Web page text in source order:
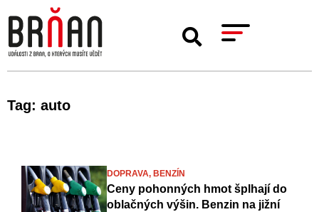
Tag: auto
DOPRAVA, BENZÍN
Ceny pohonných hmot šplhají do
oblačných výšin. Benzin na jižní